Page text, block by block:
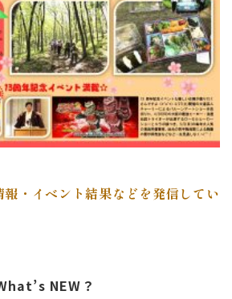
・イベント結果などを発信してい
NEW？